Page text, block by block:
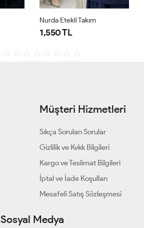
Nurda Etekli Takım
1,550 TL
Müşteri Hizmetleri
Sıkça Sorulan Sorular
Gizlilik ve Kvkk Bilgileri
Kargo ve Teslimat Bilgileri
İptal ve İade Koşulları
Mesafeli Satış Sözleşmesi
Sosyal Medya